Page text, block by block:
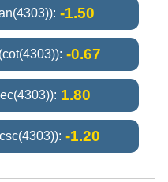
-1.50
-0.67
1.80
-1.20